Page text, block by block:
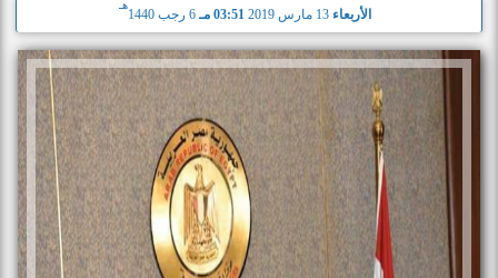
الأربعاء 13 مارس 2019 03:51 مـ 6 رجب 1440
هـ